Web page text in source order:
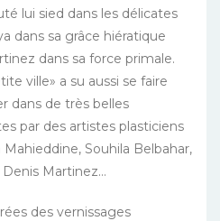
lui sied dans les délicates
dans sa grâce hiératique
dans sa force primale.
ville» a su aussi se faire
dans de très belles
par des artistes plasticiens
Souhila Belbahar,
Martinez…
des vernissages